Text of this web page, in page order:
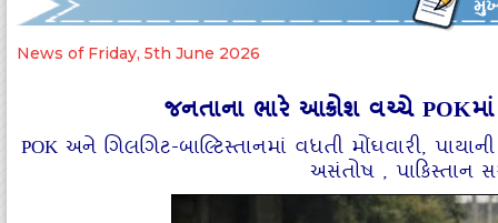
News of Friday, 5th June 2026
જનતાના ભારે આક્રોશ વચ્ચે
POK અને ગિલગિટ-બાલ્ટિસ્તાનમાં વધતી મોંઘવારી,
અસંતોષ , પાકિસ્તાન